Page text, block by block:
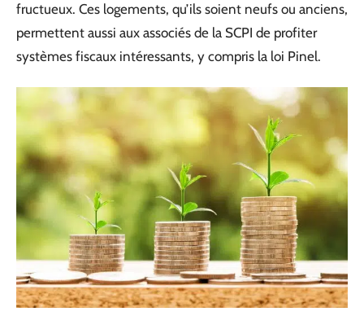
fructueux. Ces logements, qu’ils soient neufs ou anciens,
permettent aussi aux associés de la SCPI de profiter
systèmes fiscaux intéressants, y compris la loi Pinel.